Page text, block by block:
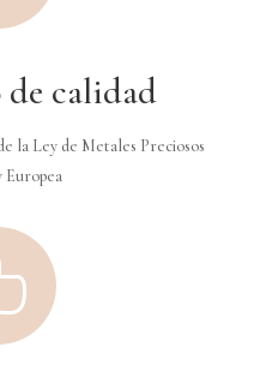
calidad
la Ley de Metales Preciosos
Europea